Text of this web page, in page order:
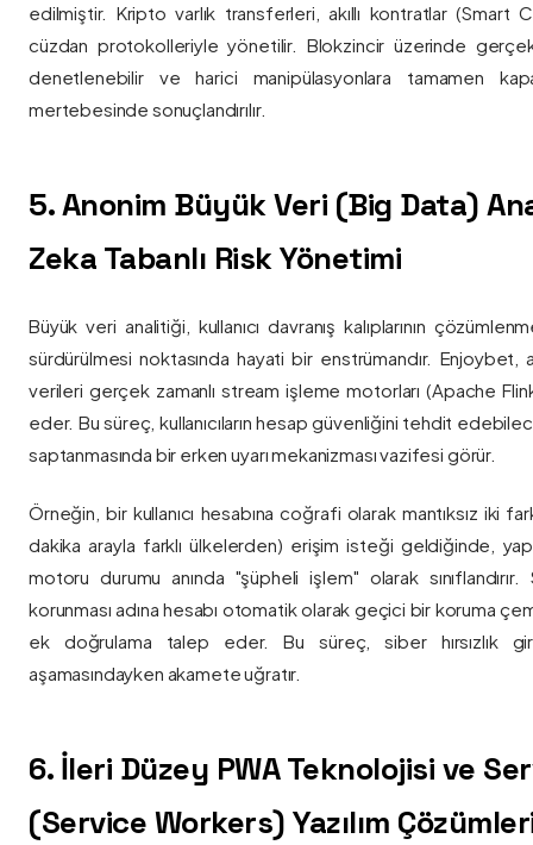
edilmiştir. Kripto varlık transferleri, akıllı kontratlar (Smart
cüzdan protokolleriyle yönetilir. Blokzincir üzerinde
denetlenebilir ve harici manipülasyonlara tamamen
mertebesinde sonuçlandırılır.
5. Anonim Büyük Veri (Big Data)
Zeka Tabanlı Risk Yönetimi
Büyük veri analitiği, kullanıcı davranış kalıplarının
sürdürülmesi noktasında hayati bir enstrümandır. Enjoybet,
verileri gerçek zamanlı stream işleme motorları (Apache Flink
eder. Bu süreç, kullanıcıların hesap güvenliğini tehdit
saptanmasında bir erken uyarı mekanizması vazifesi görür.
Örneğin, bir kullanıcı hesabına coğrafi olarak mantıksız iki
dakika arayla farklı ülkelerden) erişim isteği geldiğinde,
motoru durumu anında "şüpheli işlem" olarak sınıflandırır.
korunması adına hesabı otomatik olarak geçici bir koruma
ek doğrulama talep eder. Bu süreç, siber hırsızlık
aşamasındayken akamete uğratır.
6. İleri Düzey PWA Teknolojisi ve
(Service Workers) Yazılım